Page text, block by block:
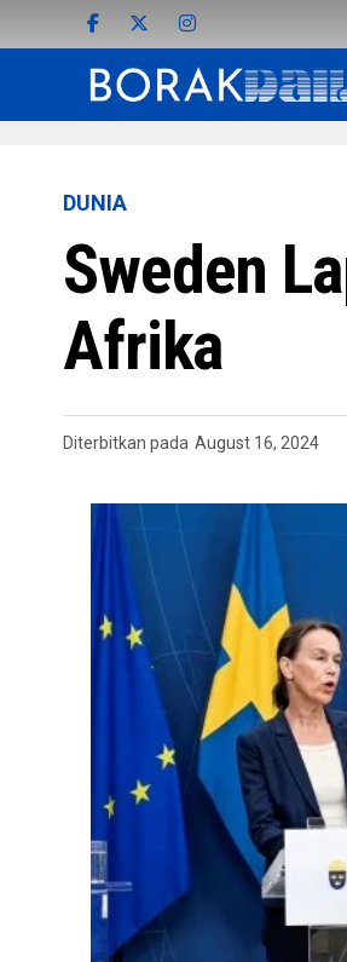
DUNIA
Sweden
Afrika
Diterbitkan pada August 16, 2024